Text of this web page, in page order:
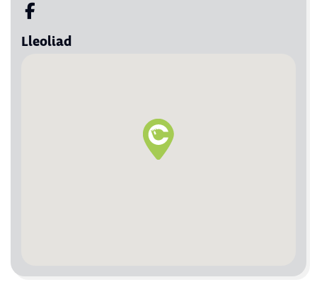
Visit us on Facebook
Lleoliad